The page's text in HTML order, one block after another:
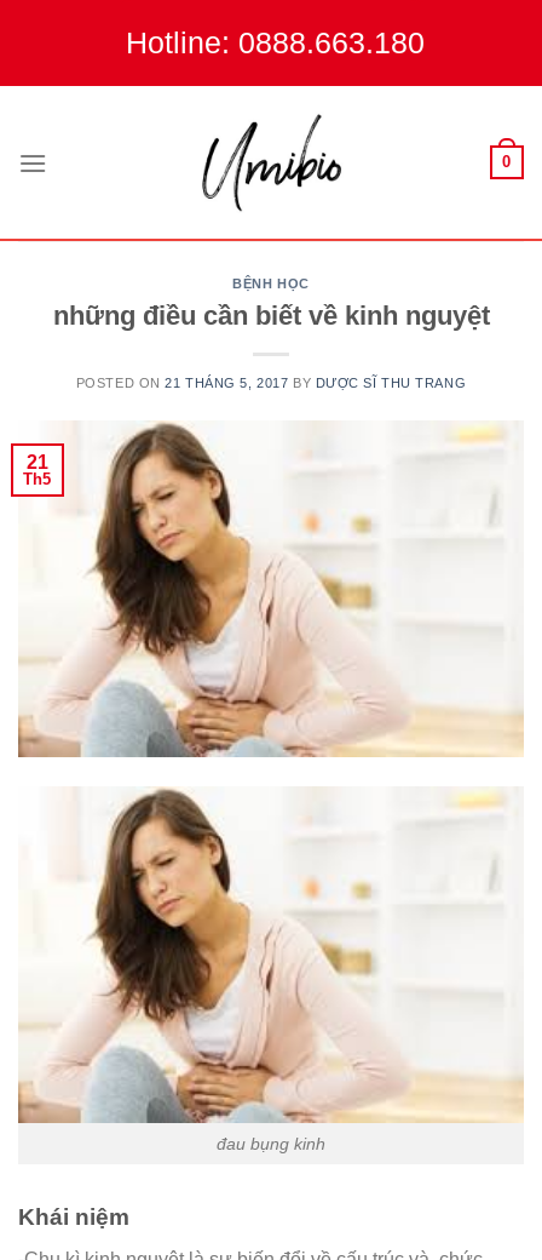
Hotline: 0888.663.180
0
BỆNH HỌC
những điều cần biết về kinh nguyệt
POSTED ON21 THÁNG 5, 2017 BY DƯỢC SĨ THU TRANG
21
Th5
đau bụng kinh
Khái niệm